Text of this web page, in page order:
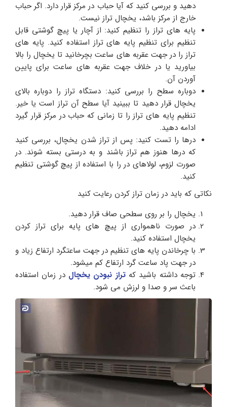
دهید و بررسی کنید که آیا حباب در مرکز قرار دارد. اگر حباب
خارج از مرکز باشد، یخچال تراز نیست.
پایه های تراز را تنظیم کنید: از آچار یا پیچ گوشتی قابل
تنظیم برای تنظیم پایه های تراز استفاده کنید. پایه های
تراز را در جهت عقربه های ساعت بچرخانید تا یخچال را بالا
بیاورید یا در خلاف جهت عقربه های ساعت برای پایین
آوردن آن.
دوباره سطح را بررسی کنید: دستگاه تراز را دوباره بالای
یخچال قرار دهید تا ببینید آیا سطح آن تراز است یا خیر.
تنظیم پایه های تراز را تا زمانی که حباب در مرکز قرار گیرد
ادامه دهید.
درها را تست کنید: پس از تراز شدن یخچال، بررسی کنید
که درها هنوز هم تراز باشند و به درستی بسته شوند. در
صورت لزوم، لولاهای در را با استفاده از پیچ گوشتی تنظیم
کنید.
نکاتی که باید در زمان تراز کردن رعایت کنید
یخچال را بر روی سطحی صاف قرار دهید.
در صورت ناهمواری از پیچ های پایه برای تراز کردن
یخچال استفاده کنید.
با چرخاندن پایه های تنظیم در جهت ساعتگرد ارتفاع زیاد و
در جهت پاد ساعت گرد ارتفاع کم میشود.
توجه داشته باشید کهتراز نبودن یخچال در زمان استفاده
باعث سر و صدا و لرزش می شود.